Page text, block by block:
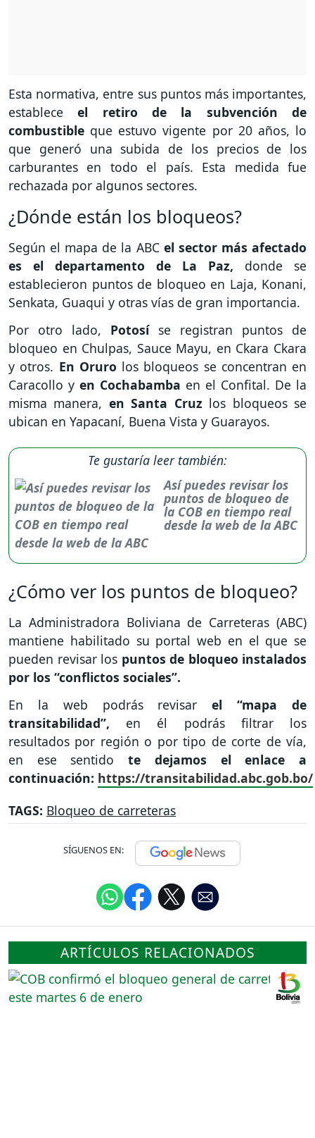
Esta normativa, entre sus puntos más importantes,
estableceel retiro de la subvención de
combustible que estuvo vigente por 20 años, lo
que generó una subida de los precios de los
carburantes en todo el país. Esta medida fue
rechazada por algunos sectores.
¿Dónde están los bloqueos?
Según el mapa de la ABC el sector más afectado
es el departamento de La Paz, donde se
establecieron puntos de bloqueo en Laja, Konani,
Senkata, Guaqui y otras vías de gran importancia.
Por otro lado, Potosí se registran puntos de
bloqueo en Chulpas, Sauce Mayu, en Ckara Ckara
y otros. En Oruro los bloqueos se concentran en
Caracollo y en Cochabamba en el Confital. De la
misma manera, en Santa Cruz los bloqueos se
ubican en Yapacaní, Buena Vista y Guarayos.
Te gustaría leer también:
Así puedes revisar los
puntos de bloqueo de
la COB en tiempo real
desde la web de la ABC
¿Cómo ver los puntos de bloqueo?
La Administradora Boliviana de Carreteras (ABC)
mantiene habilitado su portal web en el que se
pueden revisar los puntos de bloqueo instalados
por los “conflictos sociales”.
En la web podrás revisarel “mapa de
transitabilidad”, en él podrás filtrar los
resultados por región o por tipo de corte de vía,
en ese sentidote dejamos el enlace a
continuación: https://transitabilidad.abc.gob.bo/
TAGS: Bloqueo de carreteras
SÍGUENOS EN:
ARTÍCULOS RELACIONADOS